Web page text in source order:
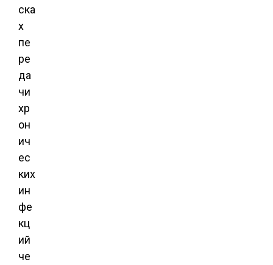
ска
х
пе
ре
да
чи
хр
он
ич
ес
ких
ин
фе
кц
ий
че